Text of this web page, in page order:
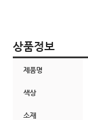
상품정보
제품명
색상
소재